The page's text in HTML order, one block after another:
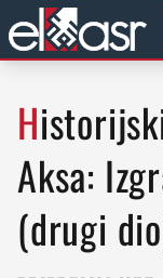
Historijski prikaz džamije El-
Aksa:
(drugi